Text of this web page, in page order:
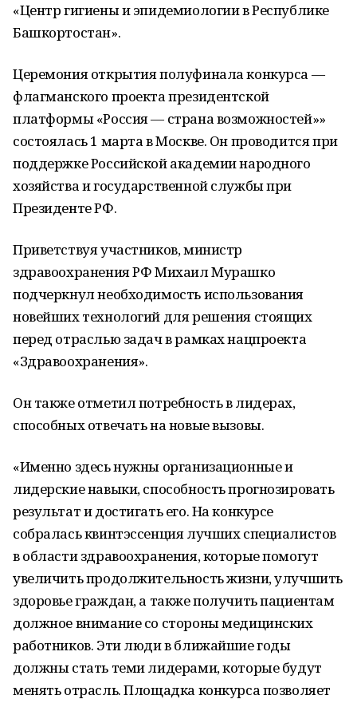
«Центр гигиены и эпидемиологии в Республике
Башкортостан».
Церемония открытия полуфинала конкурса —
флагманского проекта президентской
платформы «Россия — страна возможностей»»
состоялась 1 марта в Москве. Он проводится при
поддержке Российской академии народного
хозяйства и государственной службы при
Президенте РФ.
Приветствуя участников, министр
здравоохранения РФ Михаил Мурашко
подчеркнул необходимость использования
новейших технологий для решения стоящих
перед отраслью задач в рамках нацпроекта
«Здравоохранения».
Он также отметил потребность в лидерах,
способных отвечать на новые вызовы.
«Именно здесь нужны организационные и
лидерские навыки, способность прогнозировать
результат и достигать его. На конкурсе
собралась квинтэссенция лучших специалистов
в области здравоохранения, которые помогут
увеличить продолжительность жизни, улучшить
здоровье граждан, а также получить пациентам
должное внимание со стороны медицинских
работников. Эти люди в ближайшие годы
должны стать теми лидерами, которые будут
менять отрасль. Площадка конкурса позволяет